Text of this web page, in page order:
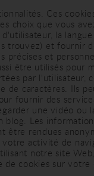
Ces
choix que vous
la
trouvez) et fournir
précises et
être utilisés pour
par l'utilisateur,
de caractères. Ils
fournir des
une vidéo ou
blog. Les
être rendues
votre activité de
notre site
cookies sur votre